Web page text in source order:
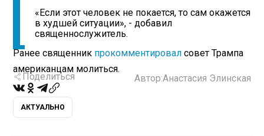
«Если этот человек не покается, то сам окажется
в худшей ситуации», - добавил
священнослужитель.
Ранее священник прокомментировалсовет Трампа
американцам молиться.
Поделиться Автор:Анастасия Элинская
АКТУАЛЬНО